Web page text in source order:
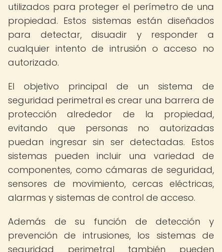
utilizados para proteger el perímetro de una
propiedad. Estos sistemas están diseñados
para detectar, disuadir y responder a
cualquier intento de intrusión o acceso no
autorizado.
El objetivo principal de un sistema de
seguridad perimetral es crear una barrera de
protección alrededor de la propiedad,
evitando que personas no autorizadas
puedan ingresar sin ser detectadas. Estos
sistemas pueden incluir una variedad de
componentes, como cámaras de seguridad,
sensores de movimiento, cercas eléctricas,
alarmas y sistemas de control de acceso.
Además de su función de detección y
prevención de intrusiones, los sistemas de
seguridad perimetral también pueden